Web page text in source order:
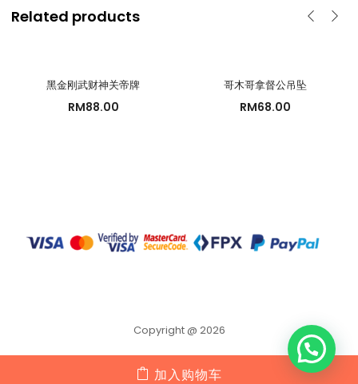
加入购物车
Related products
黑金刚武财神关帝牌
RM88.00
哥木哥拿督公吊坠
RM68.00
Copyright @ 2026